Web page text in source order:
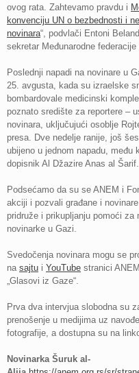
ovog rata. Zahtevamo pravdu i
konvenciju UN o bezbednosti i
novinara“, podvlači Entoni
sekretar Međunarodne
Poslednji napadi na novinare u
25. avgusta, kada su izraelske
bombardovale medicinski
poznato središte za reportere –
novinara, uključujući osoblje
presa. Dve nedelje ranije, još
ubijeno u jednom napadu, među
dopisnik Al Džazire Anas al Šarif.
Podsećamo da su se ANEM i
akciji i pozvali građane i
pridruže i prikupljanju pomoći za
novinarke u Gazi.
Svedočenja novinara mogu se
na sajtu i YouTube stranici
„Glasovi iz Gaze“.
Prva dva intervjua slobodna su
prenošenje u medijima uz
fotografije, a dostupna su na
Novinarka Šuruk al-